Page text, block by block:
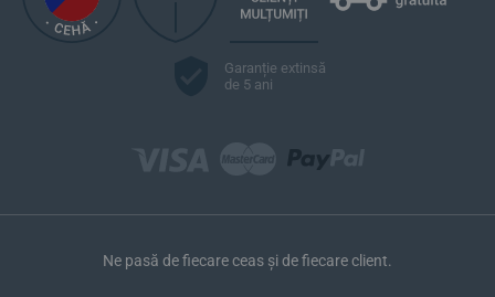
Garanție extinsă
de 5 ani
Ne pasă de fiecare ceas și de fiecare client.